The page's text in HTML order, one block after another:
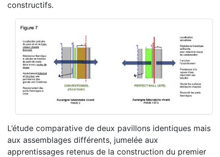
constructifs.
L’étude comparative de deux pavillons identiques mais
aux assemblages différents, jumelée aux
apprentissages retenus de la construction du premier